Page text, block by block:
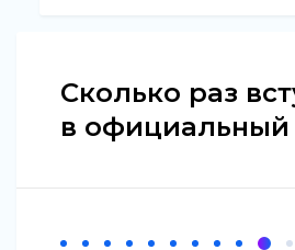
Сколько раз
в официальный